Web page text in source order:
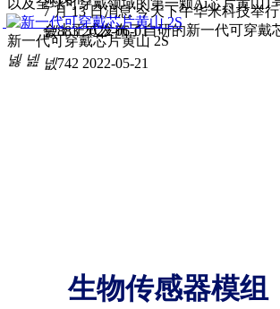
넶883 2022-06-01
7 月 13 日消息 今天下午华米科技举行
会上正式发布了自研的新一代可穿戴
넶742 2022-05-21
以及全球可穿戴领域的第一颗Ai芯片黄山1
新一代可穿戴芯片黄山 2S
넳 넲
生物传感器模组